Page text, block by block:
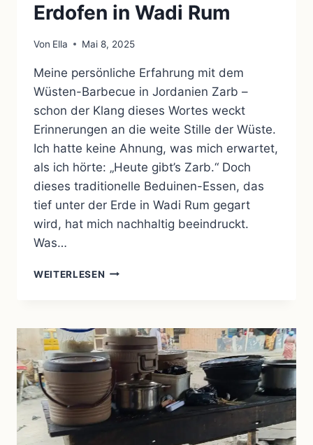
Erdofen in Wadi Rum
Von Ella Mai 8, 2025
Meine persönliche Erfahrung mit dem
Wüsten-Barbecue in Jordanien Zarb –
schon der Klang dieses Wortes weckt
Erinnerungen an die weite Stille der Wüste.
Ich hatte keine Ahnung, was mich erwartet,
als ich hörte: „Heute gibt’s Zarb.“ Doch
dieses traditionelle Beduinen-Essen, das
tief unter der Erde in Wadi Rum gegart
wird, hat mich nachhaltig beeindruckt.
Was…
WEITERLESEN ZARB:
ESSEN
AUS
DEM
ERDOFEN
IN
WADI
RUM